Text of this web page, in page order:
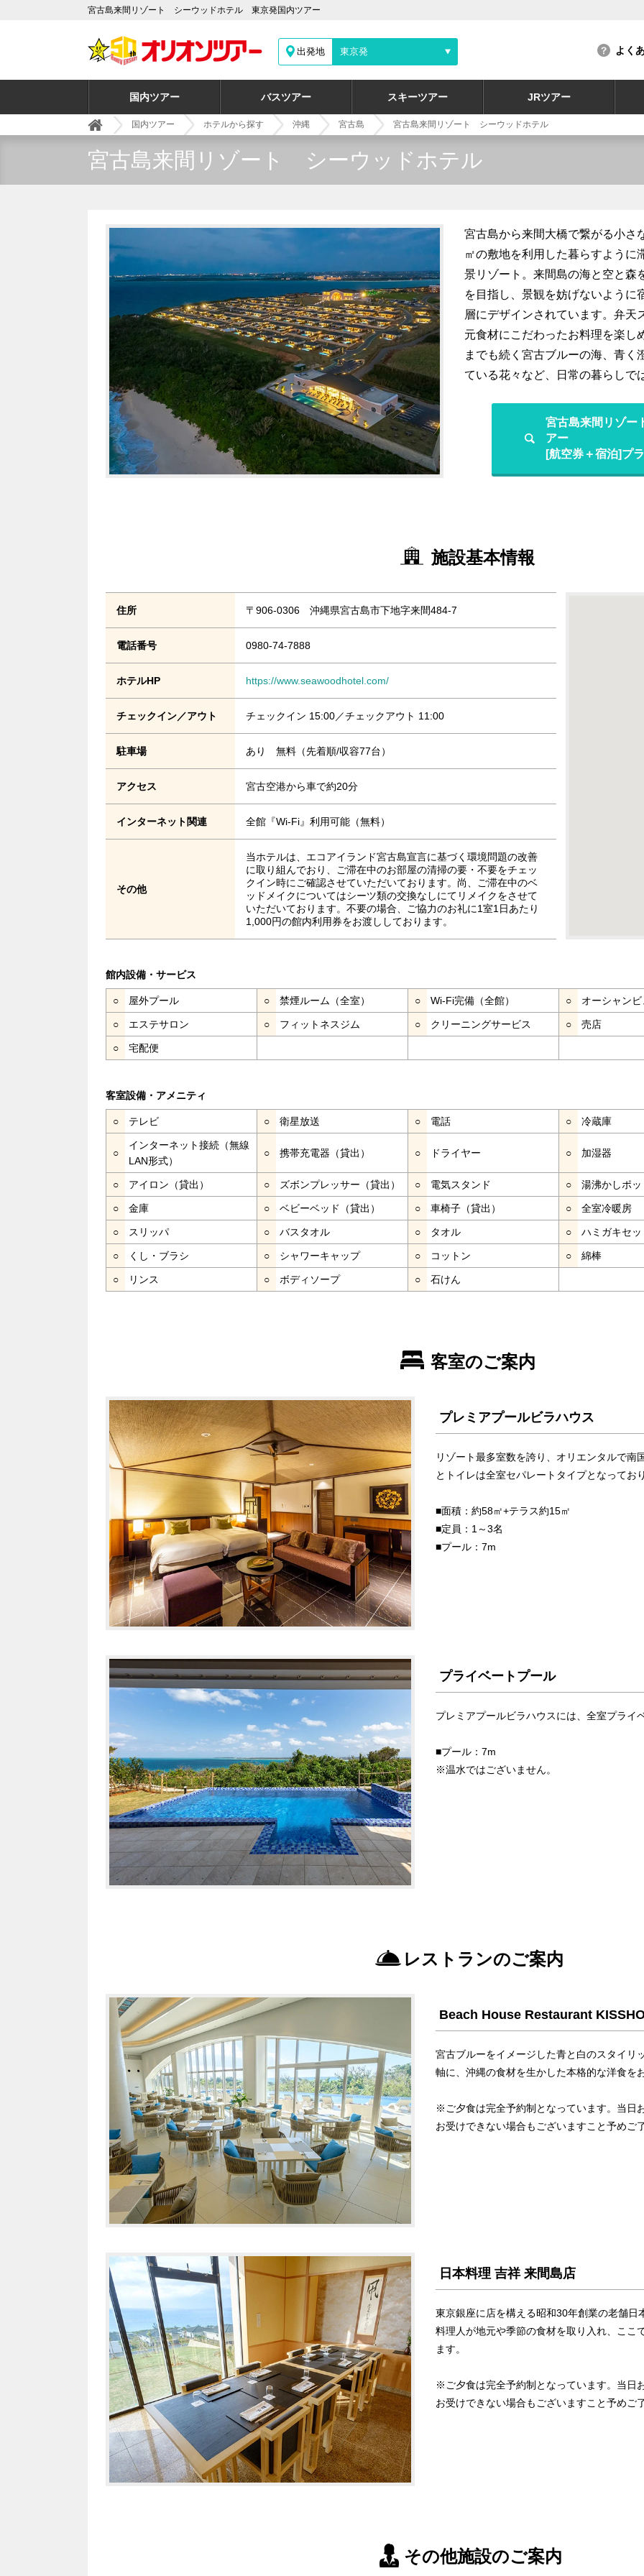
宮古島来間リゾート シーウッドホテル 東京発国内ツアー
出発地 東京発 よく
国内ツアー バスツアー スキーツアー JRツアー
国内ツアー ホテルから探す 沖縄 宮古島 宮古島来間リゾート シーウッドホテル
宮古島来間リゾート シーウッドホテル
宮古島から来間大橋で繋がる小さ
㎡の敷地を利用した暮らすように
景リゾート。来間島の海と空と森
を目指し、景観を妨げないように
層にデザインされています。弁天
元食材にこだわったお料理を楽し
までも続く宮古ブルーの海、青く
ている花々など、日常の暮らしで
宮古島来間リゾ
アー
[航空券＋宿泊]プ
施設基本情報
住所 〒906-0306 沖縄県宮古島市下地字来間484-7
電話番号 0980-74-7888
ホテルHP https://www.seawoodhotel.com/
チェックイン／アウト チェックイン 15:00／チェックアウト 11:00
駐車場 あり 無料（先着順/収容77台）
アクセス 宮古空港から車で約20分
インターネット関連 全館『Wi-Fi』利用可能（無料）
その他
当ホテルは、エコアイランド宮古島宣言に基づく環境問題の改善
に取り組んでおり、ご滞在中のお部屋の清掃の要・不要をチェッ
クイン時にご確認させていただいております。尚、ご滞在中のベ
ッドメイクについてはシーツ類の交換なしにてリメイクをさせて
いただいております。不要の場合、ご協力のお礼に1室1日あたり
1,000円の館内利用券をお渡ししております。
館内設備・サービス
○ 屋外プール ○ 禁煙ルーム（全室） ○ Wi-Fi完備（全館） ○ オーシャンビ
○ エステサロン ○ フィットネスジム ○ クリーニングサービス ○ 売店
○ 宅配便
客室設備・アメニティ
○ テレビ ○ 衛星放送 ○ 電話 ○ 冷蔵庫
○
インターネット接続（無線
LAN形式）
○ 携帯充電器（貸出） ○ ドライヤー ○ 加湿器
○ アイロン（貸出） ○ ズボンプレッサー（貸出） ○ 電気スタンド ○ 湯沸かしポッ
○ 金庫 ○ ベビーベッド（貸出） ○ 車椅子（貸出） ○ 全室冷暖房
○ スリッパ ○ バスタオル ○ タオル ○ ハミガキセッ
○ くし・ブラシ ○ シャワーキャップ ○ コットン ○ 綿棒
○ リンス ○ ボディソープ ○ 石けん
客室のご案内
プレミアプールビラハウス
リゾート最多室数を誇り、オリエンタルで南
とトイレは全室セパレートタイプとなってお
■面積：約58㎡+テラス約15㎡
■定員：1～3名
■プール：7m
プライベートプール
プレミアプールビラハウスには、全室プライ
■プール：7m
※温水ではございません。
レストランのご案内
Beach House Restaurant
宮古ブルーをイメージした青と白のスタイリ
軸に、沖縄の食材を生かした本格的な洋食を
※ご夕食は完全予約制となっています。当日
お受けできない場合もございますこと予めご
日本料理 吉祥 来間島店
東京銀座に店を構える昭和30年創業の老舗
料理人が地元や季節の食材を取り入れ、ここ
ます。
※ご夕食は完全予約制となっています。当日
お受けできない場合もございますこと予めご
その他施設のご案内